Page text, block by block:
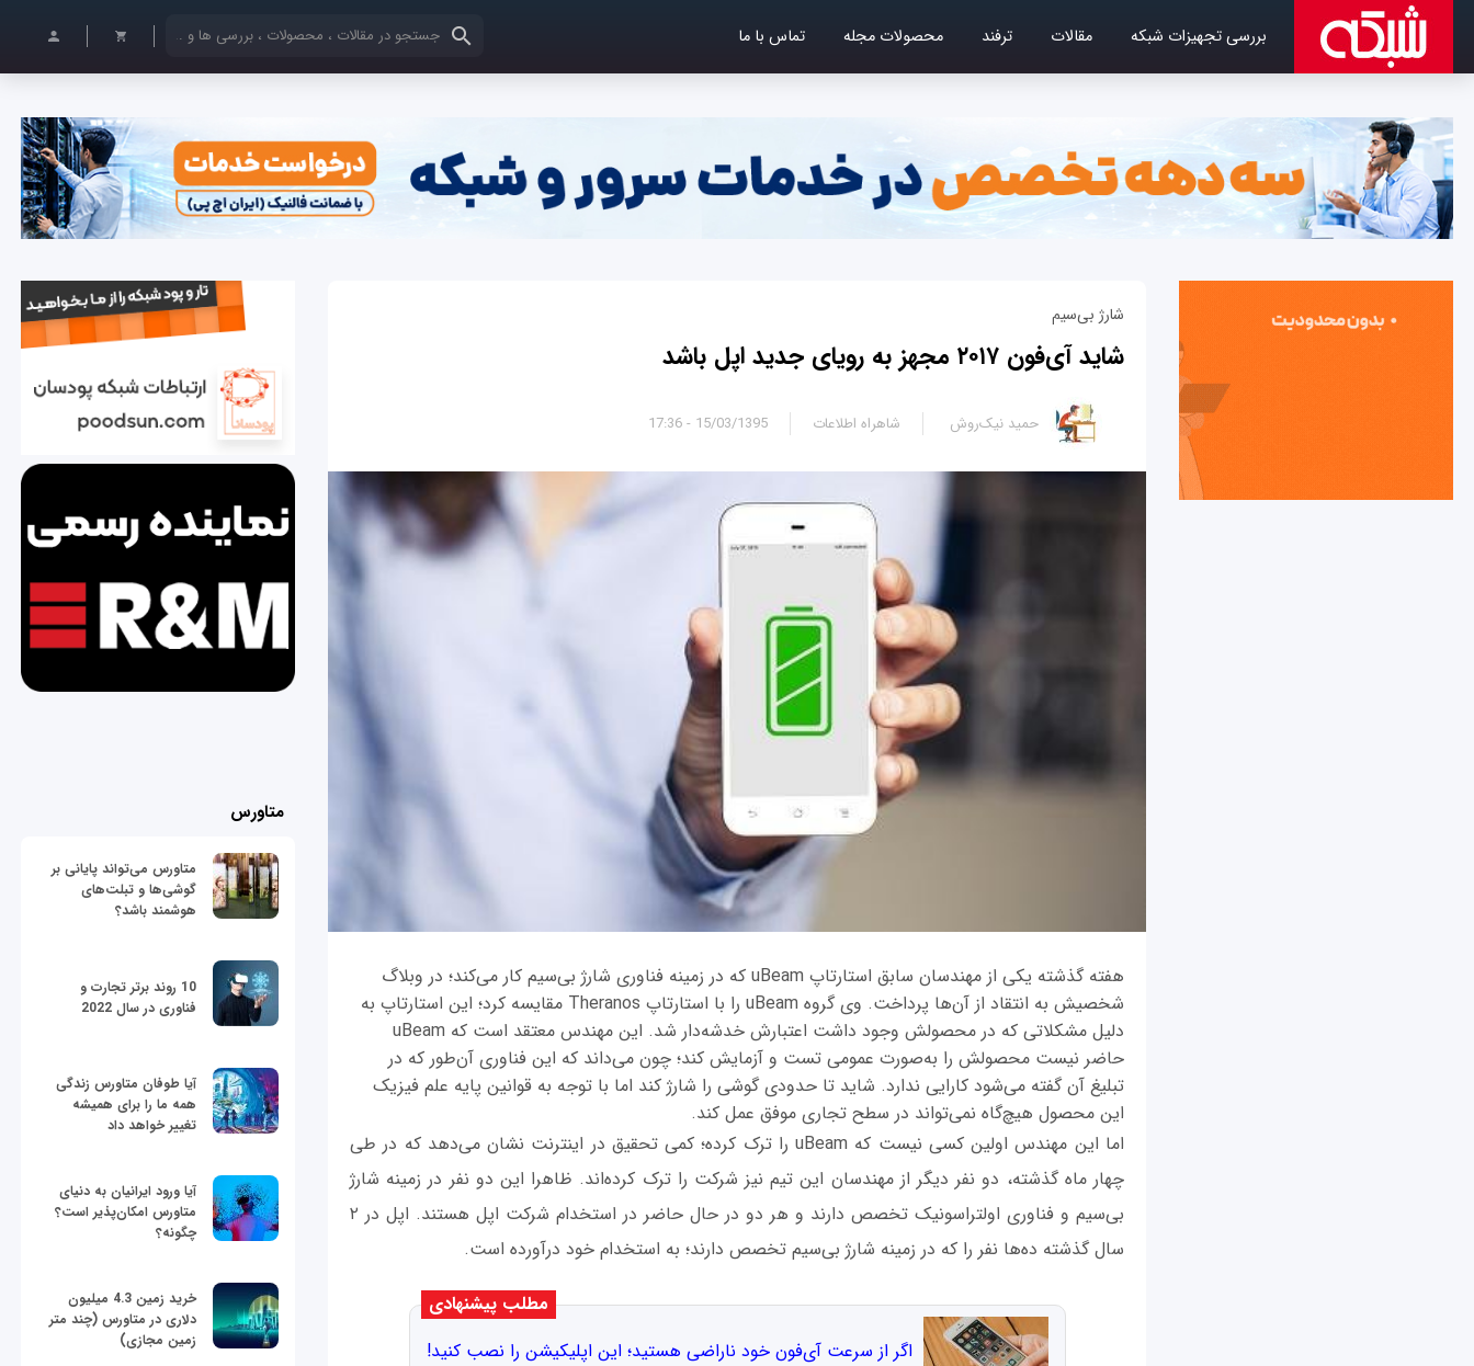
بررسی تجهیزات شبکه مقالات ترفند محصولات مجله تماس با ما کلمات کلیدی خود را وارد کنید
شارژ بی‌سیم
شاید آی‌فون ۲۰۱۷ مجهز به رویای جدید اپل باشد
15/03/1395 - 17:36 حمید نیک‌روش شاهراه اطلاعات
هفته گذشته یکی از مهندسان سابق استارتاپ uBeam که در زمینه فناوری شارژ بی‌سیم کار می‌کند؛ در وبلاگ
شخصیش به انتقاد از آن‌ها پرداخت. وی گروه uBeam را با استارتاپ Theranos مقایسه کرد؛ این استارتاپ به
دلیل مشکلاتی که در محصولش وجود داشت اعتبارش خدشه‌دار شد. این مهندس معتقد است که uBeam
حاضر نیست محصولش را به‌صورت عمومی تست و آزمایش کند؛ چون می‌داند که این فناوری آن‌طور که در
تبلیغ آن گفته می‌شود کارایی ندارد. شاید تا حدودی گوشی را شارژ کند اما با توجه به قوانین پایه علم فیزیک
این محصول هیچ‌گاه نمی‌تواند در سطح تجاری موفق عمل کند.
اما این مهندس اولین کسی نیست که uBeam را ترک کرده؛ کمی تحقیق در اینترنت نشان می‌دهد که در طی
چهار ماه گذشته، دو نفر دیگر از مهندسان این تیم نیز شرکت را ترک کرده‌اند. ظاهرا این دو نفر در زمینه شارژ
بی‌سیم و فناوری اولتراسونیک تخصص دارند و هر دو در حال حاضر در استخدام شرکت اپل هستند. اپل در ۲
سال گذشته ده‌ها نفر را که در زمینه شارژ بی‌سیم تخصص دارند؛ به استخدام خود درآورده است.
مطلب پیشنهادی
اگر از سرعت آی‌فون خود ناراضی هستید؛ این اپلیکیشن را نصب کنید!
متاورس
متاورس می‌تواند پایانی بر
گوشی‌ها و تبلت‌های
هوشمند باشد؟
10 روند برتر تجارت و
فناوری در سال 2022
آیا طوفان متاورس زندگی
همه ما را برای همیشه
تغییر خواهد داد
آیا ورود ایرانیان به دنیای
متاورس امکان‌پذیر است؟
چگونه؟
خرید زمین 4.3 میلیون
دلاری در متاورس (چند متر
زمین مجازی)